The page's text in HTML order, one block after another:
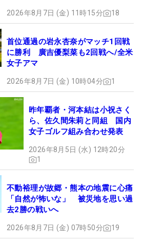
2026年8月7日 (金) 11時15分 18
首位通過の岩永杏奈がマッチ1回戦
に勝利 廣吉優梨菜も2回戦へ/全米
女子アマ
2026年8月7日 (金) 10時04分 1
昨年覇者・河本結は小祝さく
ら、佐久間朱莉と同組 国内
女子ゴルフ組み合わせ発表
2026年8月5日 (水) 12時20分
1
不動裕理が故郷・熊本の地震に心痛
「自然が怖いな」 被災地を思い過
去2勝の戦いへ
2026年8月7日 (金) 07時50分 19